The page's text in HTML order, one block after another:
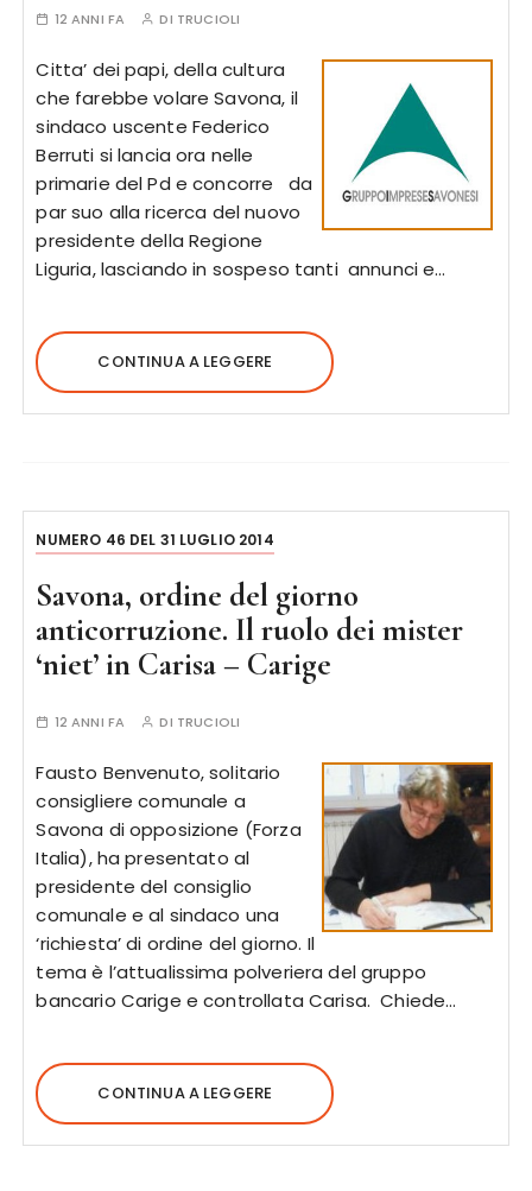
12 ANNI FA DI TRUCIOLI
Citta’ dei papi, della cultura
che farebbe volare Savona, il
sindaco uscente Federico
Berruti si lancia ora nelle
primarie del Pd e concorre da
par suo alla ricerca del nuovo
presidente della Regione
Liguria, lasciando in sospeso tanti annunci e…
CONTINUA A LEGGERE
NUMERO 46 DEL 31 LUGLIO 2014
Savona, ordine del giorno
anticorruzione. Il ruolo dei mister
‘niet’ in Carisa – Carige
12 ANNI FA DI TRUCIOLI
Fausto Benvenuto, solitario
consigliere comunale a
Savona di opposizione (Forza
Italia), ha presentato al
presidente del consiglio
comunale e al sindaco una
‘richiesta’ di ordine del giorno. Il
tema è l’attualissima polveriera del gruppo
bancario Carige e controllata Carisa. Chiede…
CONTINUA A LEGGERE